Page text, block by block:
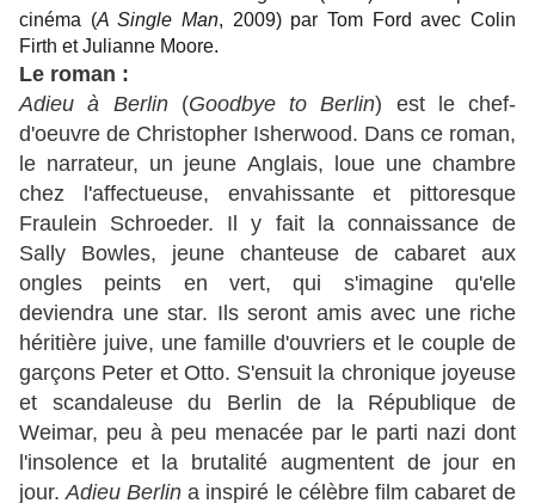
cinéma (A Single Man, 2009) par Tom Ford avec Colin
Firth et Julianne Moore.
Le roman :
Adieu à Berlin (Goodbye to Berlin) est le chef-
d'oeuvre de Christopher Isherwood. Dans ce roman,
le narrateur, un jeune Anglais, loue une chambre
chez l'affectueuse, envahissante et pittoresque
Fraulein Schroeder. Il y fait la connaissance de
Sally Bowles, jeune chanteuse de cabaret aux
ongles peints en vert, qui s'imagine qu'elle
deviendra une star. Ils seront amis avec une riche
héritière juive, une famille d'ouvriers et le couple de
garçons Peter et Otto. S'ensuit la chronique joyeuse
et scandaleuse du Berlin de la République de
Weimar, peu à peu menacée par le parti nazi dont
l'insolence et la brutalité augmentent de jour en
jour. Adieu Berlin a inspiré le célèbre film cabaretde